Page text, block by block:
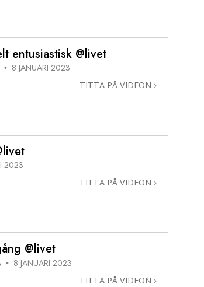
entusiastisk @livet
• 8 JANUARI 2023
TITTA PÅ VIDEON
2023
TITTA PÅ VIDEON
@livet
• 8 JANUARI 2023
TITTA PÅ VIDEON